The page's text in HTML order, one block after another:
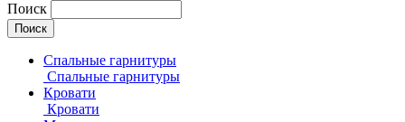
Поиск
Спальные гарнитуры
Спальные гарнитуры
Кровати
Кровати